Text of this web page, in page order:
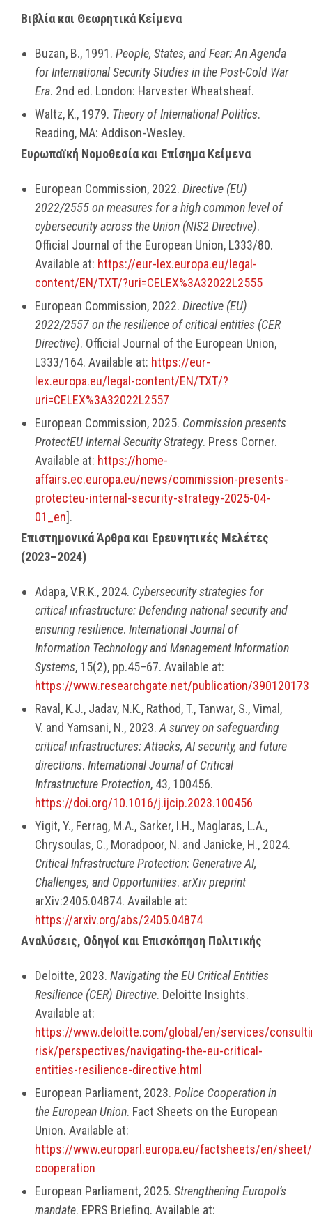
Βιβλία και Θεωρητικά Κείμενα
Buzan, B., 1991. People, States, and Fear: An Agenda
for International Security Studies in the Post-Cold War
Era. 2nd ed. London: Harvester Wheatsheaf.
Waltz, K., 1979. Theory of International Politics.
Reading, MA: Addison-Wesley.
Ευρωπαϊκή Νομοθεσία και Επίσημα Κείμενα
European Commission, 2022. Directive (EU)
2022/2555 on measures for a high common level of
cybersecurity across the Union (NIS2 Directive).
Official Journal of the European Union, L333/80.
Available at: https://eur-lex.europa.eu/legal-
content/EN/TXT/?uri=CELEX%3A32022L2555
European Commission, 2022. Directive (EU)
2022/2557 on the resilience of critical entities (CER
Directive). Official Journal of the European Union,
L333/164. Available at: https://eur-
lex.europa.eu/legal-content/EN/TXT/?
uri=CELEX%3A32022L2557
European Commission, 2025. Commission presents
ProtectEU Internal Security Strategy. Press Corner.
Available at: https://home-
affairs.ec.europa.eu/news/commission-presents-
protecteu-internal-security-strategy-2025-04-
01_en].
Επιστημονικά Άρθρα και Ερευνητικές Μελέτες
(2023–2024)
Adapa, V.R.K., 2024. Cybersecurity strategies for
critical infrastructure: Defending national security and
ensuring resilience. International Journal of
Information Technology and Management Information
Systems, 15(2), pp.45–67. Available at:
https://www.researchgate.net/publication/390120173
Raval, K.J., Jadav, N.K., Rathod, T., Tanwar, S., Vimal,
V. and Yamsani, N., 2023. A survey on safeguarding
critical infrastructures: Attacks, AI security, and future
directions. International Journal of Critical
Infrastructure Protection, 43, 100456.
https://doi.org/10.1016/j.ijcip.2023.100456
Yigit, Y., Ferrag, M.A., Sarker, I.H., Maglaras, L.A.,
Chrysoulas, C., Moradpoor, N. and Janicke, H., 2024.
Critical Infrastructure Protection: Generative AI,
Challenges, and Opportunities. arXiv preprint
arXiv:2405.04874. Available at:
https://arxiv.org/abs/2405.04874
Αναλύσεις, Οδηγοί και Επισκόπηση Πολιτικής
Deloitte, 2023. Navigating the EU Critical Entities
Resilience (CER) Directive. Deloitte Insights.
Available at:
https://www.deloitte.com/global/en/services/
risk/perspectives/navigating-the-eu-critical-
entities-resilience-directive.html
European Parliament, 2023. Police Cooperation in
the European Union. Fact Sheets on the European
Union. Available at:
https://www.europarl.europa.eu/factsheets/en/
cooperation
European Parliament, 2025. Strengthening Europol’s
mandate. EPRS Briefing. Available at: